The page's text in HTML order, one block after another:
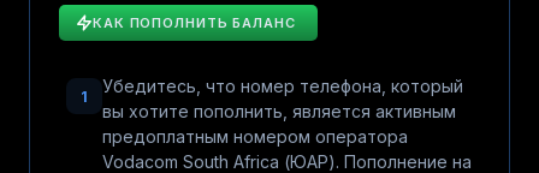
КАК ПОПОЛНИТЬ БАЛАНС
1
Убедитесь, что номер телефона, который
вы хотите пополнить, является активным
предоплатным номером оператора
Vodacom South Africa (ЮАР). Пополнение на